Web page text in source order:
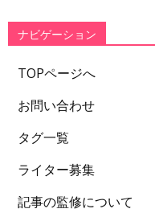
ー
ナビゲーション
TOPページへ
お問い合わせ
タグ一覧
ライター募集
記事の監修について